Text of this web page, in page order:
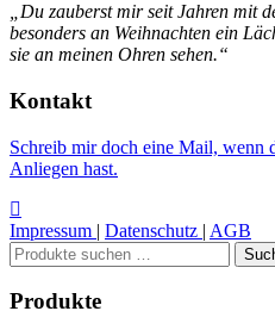
„Du zauberst mir seit Jahren mit
besonders an Weihnachten ein
sie an meinen Ohren sehen.“
Kontakt
Schreib mir doch eine Mail, wenn
Anliegen hast.
Impressum | Datenschutz | AGB
Suchen
nach:
Produkte